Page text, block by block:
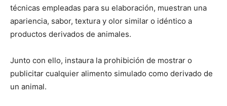
técnicas empleadas para su elaboración, muestran una
apariencia, sabor, textura y olor similar o idéntico a
productos derivados de animales.
Junto con ello, instaura la prohibición de mostrar o
publicitar cualquier alimento simulado como derivado de
un animal.